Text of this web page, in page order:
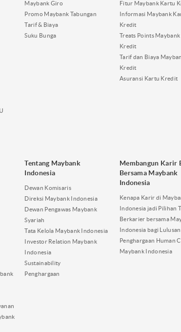
Maybank Giro
Promo Maybank Tabungan
Tarif & Biaya
Suku Bunga
Fitur Maybank Kartu
Informasi Maybank
Kredit
Treats Points
Kredit
Tarif dan Biaya
Kredit
Asuransi Kartu Kredit
Tentang Maybank
Indonesia
Dewan Komisaris
Direksi Maybank Indonesia
Dewan Pengawas Maybank
Syariah
Tata Kelola Maybank Indonesia
Investor Relation Maybank
Indonesia
Sustainability
Penghargaan
Membangun Karir
Bersama Maybank
Indonesia
Kenapa Karir di
Indonesia jadi Pilihan
Berkarier bersama
Indonesia bagi
Penghargaan Human
Maybank Indonesia